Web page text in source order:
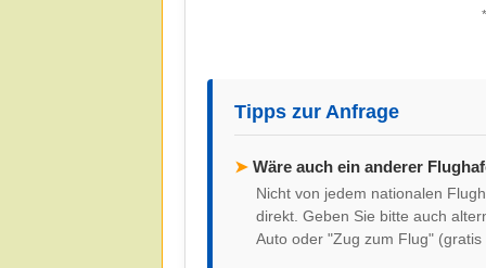
Tipps zur Anfrage
➤ Wäre auch ein anderer
Nicht von jedem nationalen
direkt. Geben Sie bitte auch
Auto oder "Zug zum Flug"